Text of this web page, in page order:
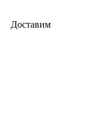
Доставим